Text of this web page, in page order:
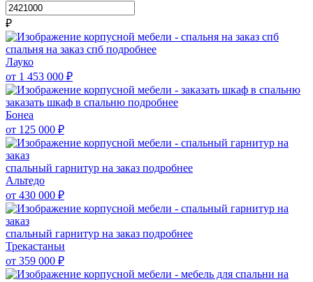
₽
спальня на заказ спб подробнее
Лауко
от 1 453 000 ₽
заказать шкаф в спальню подробнее
Бонеа
от 125 000 ₽
спальный гарнитур на заказ подробнее
Альтедо
от 430 000 ₽
спальный гарнитур на заказ подробнее
Трекастаньи
от 359 000 ₽